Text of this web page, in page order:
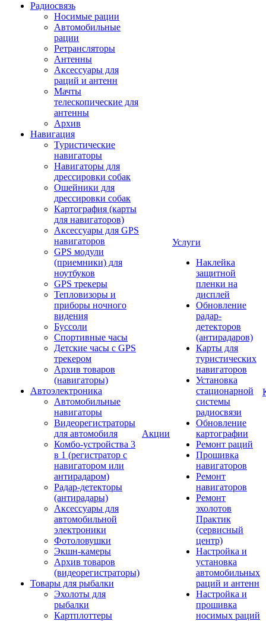
Радиосвязь
Носимые рации
Автомобильные
рации
Ретрансляторы
Антенны
Аксессуары для
раций и антенн
Мачты
телескопические для
антенны
Архив
Навигация
Туристические
навигаторы
Навигаторы для
дрессировки собак
Ошейники для
дрессировки собак
Картография (карты
для навигаторов)
Аксессуары для GPS
навигаторов
GPS модули
(приемники) для
ноутбуков
GPS трекеры
Тепловизоры и
приборы ночного
видения
Буссоли
Спортивные часы
Детские часы с GPS
трекером
Архив товаров
(навигаторы)
Автоэлектроника
Автомобильные
навигаторы
Видеорегистраторы
для автомобиля
Комбо-устройства 3
в 1 (регистратор с
навигатором или
антирадаром)
Радар-детекторы
(антирадары)
Аксессуары для
автомобильной
электроники
Фотоловушки
Экшн-камеры
Архив товаров
(видеорегистраторы)
Товары для рыбалки
Эхолоты для
рыбалки
Картплоттеры
Акции
Услуги
Наклейка
защитной
пленки на
дисплей
Обновление
радар-
детекторов
(антирадаров)
Карты для
туристических
навигаторов
Установка
стационарной
системы
радиосвязи
Обновление
картографии
Ремонт раций
Прошивка
навигаторов
Ремонт
навигаторов
Ремонт
эхолотов
Практик
(сервисный
центр)
Настройка и
установка
автомобильных
раций и антенн
Настройка и
прошивка
носимых раций